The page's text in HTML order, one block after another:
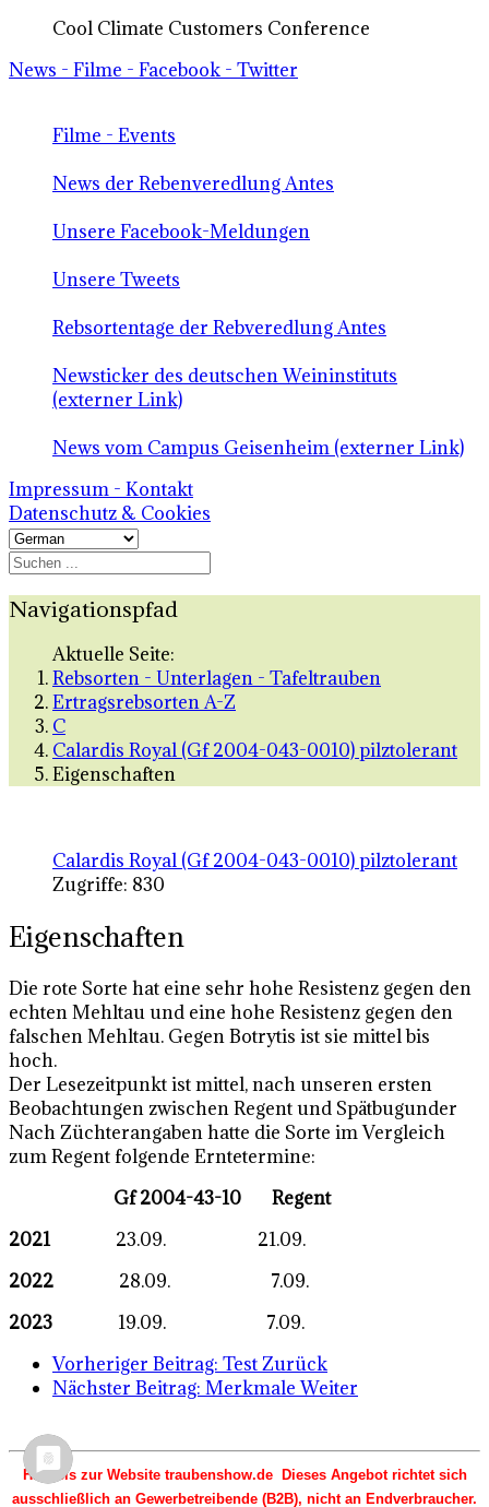
Cool Climate Customers Conference
News - Filme - Facebook - Twitter
Filme - Events
News der Rebenveredlung Antes
Unsere Facebook-Meldungen
Unsere Tweets
Rebsortentage der Rebveredlung Antes
Newsticker des deutschen Weininstituts
(externer Link)
News vom Campus Geisenheim (externer Link)
Impressum - Kontakt
Datenschutz & Cookies
Navigationspfad
Aktuelle Seite:
Rebsorten - Unterlagen - Tafeltrauben
Ertragsrebsorten A-Z
C
Calardis Royal (Gf 2004-043-0010) pilztolerant
Eigenschaften
Calardis Royal (Gf 2004-043-0010) pilztolerant
Zugriffe: 830
Eigenschaften
Die rote Sorte hat eine sehr hohe Resistenz gegen den
echten Mehltau und eine hohe Resistenz gegen den
falschen Mehltau. Gegen Botrytis ist sie mittel bis
hoch.
Der Lesezeitpunkt ist mittel, nach unseren ersten
Beobachtungen zwischen Regent und Spätbugunder
Nach Züchterangaben hatte die Sorte im Vergleich
zum Regent folgende Erntetermine:
Gf 2004-43-10 Regent
202123.09. 21.09.
2022
28.09. 7.09.
2023
19.09. 7.09.
Vorheriger Beitrag: TestZurück
Nächster Beitrag: MerkmaleWeiter
Hinweis zur Website traubenshow.de Dieses Angebot richtet sich
ausschließlich an Gewerbetreibende (B2B), nicht an Endverbraucher.